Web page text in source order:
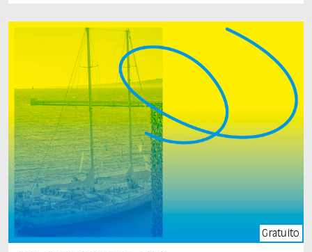
una creación de...
Gratuito